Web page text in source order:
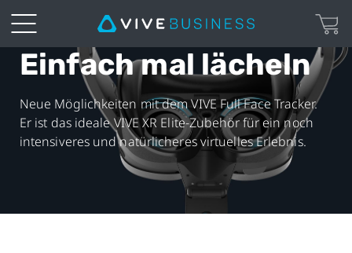
VIVE
Full
Face
|
Einfach mal lächeln
Neue Möglichkeiten mit dem VIVE Full Face Tracker.
Er ist das ideale VIVE XR Elite-Zubehör für ein noch
intensiveres und natürlicheres virtuelles Erlebnis.